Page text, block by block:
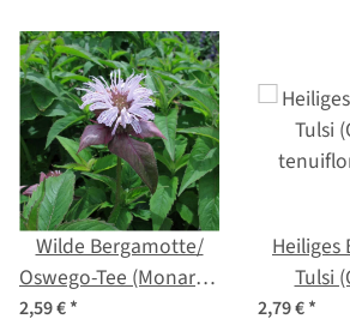
Wilde Bergamotte/
Oswego-Tee (Monarda
fistulosa var.
2,59 €*
Heiliges
Tulsi
2,79 €*